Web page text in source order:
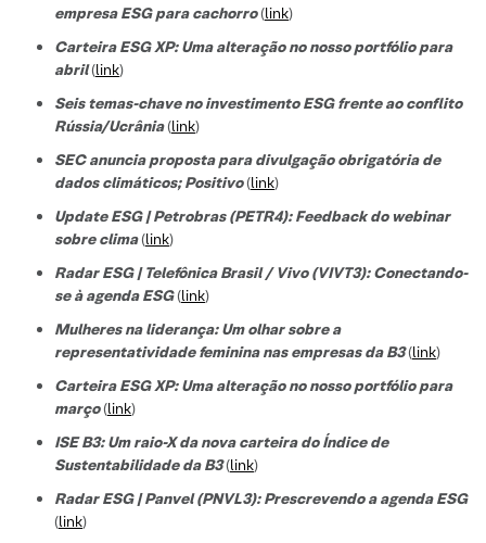
empresa ESG para cachorro(link)
Carteira ESG XP: Uma alteração no nosso portfólio para
abril(link)
Seis temas-chave no investimento ESG frente ao conflito
Rússia/Ucrânia(link)
SEC anuncia proposta para divulgação obrigatória de
dados climáticos; Positivo(link)
Update ESG | Petrobras (PETR4): Feedback do webinar
sobre clima(link)
Radar ESG | Telefônica Brasil / Vivo (VIVT3): Conectando-
se à agenda ESG(link)
Mulheres na liderança: Um olhar sobre a
representatividade feminina nas empresas da B3(link)
Carteira ESG XP: Uma alteração no nosso portfólio para
março(link)
ISE B3: Um raio-X da nova carteira do Índice de
Sustentabilidade da B3(link)
Radar ESG | Panvel (PNVL3): Prescrevendo a agenda ESG
(link)